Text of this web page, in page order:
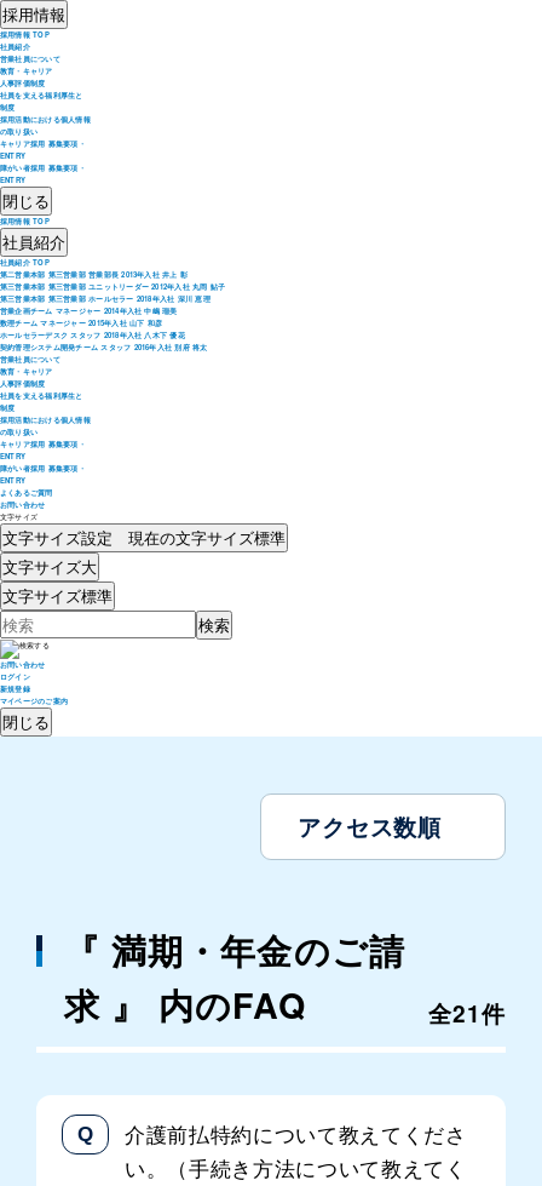
採用情報
採用情報 TOP
社員紹介
営業社員について
教育・キャリア
人事評価制度
社員を支える福利厚生と
制度
採用活動における個人情報
の取り扱い
キャリア採用 募集要項・
ENTRY
障がい者採用 募集要項・
ENTRY
閉じる
採用情報 TOP
社員紹介
社員紹介 TOP
第二営業本部 第三営業部 営業部長 2013年入社 井上 彰
第三営業本部 第三営業部 ユニットリーダー 2012年入社 丸岡 鮎子
第三営業本部 第三営業部 ホールセラー 2018年入社 深川 恵理
営業企画チーム マネージャー 2014年入社 中嶋 瑠美
数理チーム マネージャー 2015年入社 山下 和彦
ホールセラーデスク スタッフ 2018年入社 八木下 優花
契約管理システム開発チーム スタッフ 2016年入社 別府 将太
営業社員について
教育・キャリア
人事評価制度
社員を支える福利厚生と
制度
採用活動における個人情報
の取り扱い
キャリア採用 募集要項・
ENTRY
障がい者採用 募集要項・
ENTRY
よくあるご質問
お問い合わせ
文字サイズ
文字サイズ設定 現在の文字サイズ標準
文字サイズ大
文字サイズ標準
お問い合わせ
ログイン
新規登録
マイページのご案内
閉じる
アクセス数順
『 満期・年金のご請
求 』 内のFAQ
全21件
介護前払特約について教えてくださ
い。（手続き方法について教えてく